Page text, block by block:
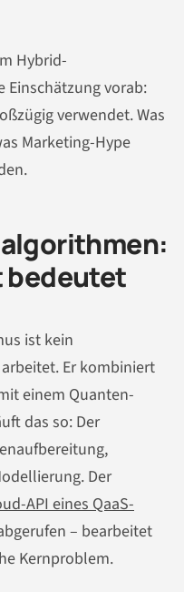
Hybrid-
Einschätzung vorab:
verwendet. Was
Marketing-Hype
bedeutet
ist kein
Er kombiniert
einem Quanten-
das so: Der
Der
API eines QaaS-
– bearbeitet
Kernproblem.